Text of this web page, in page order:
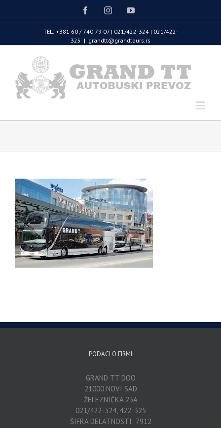
FacebookInstagramYoutube
TEL: +381 60 / 740 79 07 | 021/422-324 | 021/422-
325 | grandtt@grandtours.rs
PODACI O FIRMI
GRAND TT DOO
21000 NOVI SAD
ŽELEZNIČKA 23A
021/422-324, 422-325
ŠIFRA DELATNOSTI: 7912